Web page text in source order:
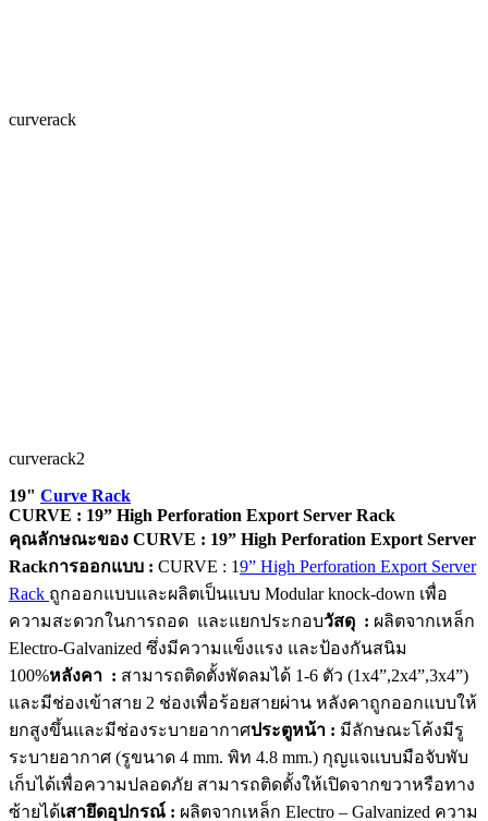
curverack
curverack2
19" Curve Rack
CURVE : 19” High Perforation Export Server Rack
คุณลักษณะของ CURVE : 19” High Perforation Export Server
Rackการออกแบบ : CURVE : 19” High Perforation Export Server
Rack ถูกออกแบบและผลิตเป็นแบบ Modular knock-down เพื่อ
ความสะดวกในการถอด และแยกประกอบวัสดุ : ผลิตจากเหล็ก
Electro-Galvanized ซึ่งมีความแข็งแรง และป้องกันสนิม
100%หลังคา : สามารถติดตั้งพัดลมได้ 1-6 ตัว (1x4”,2x4”,3x4”)
และมีช่องเข้าสาย 2 ช่องเพื่อร้อยสายผ่าน หลังคาถูกออกแบบให้
ยกสูงขึ้นและมีช่องระบายอากาศประตูหน้า : มีลักษณะโค้งมีรู
ระบายอากาศ (รูขนาด 4 mm. พิท 4.8 mm.) กุญแจแบบมือจับพับ
เก็บได้เพื่อความปลอดภัย สามารถติดตั้งให้เปิดจากขวาหรือทาง
ซ้ายได้เสายึดอุปกรณ์ : ผลิตจากเหล็ก Electro – Galvanized ความ